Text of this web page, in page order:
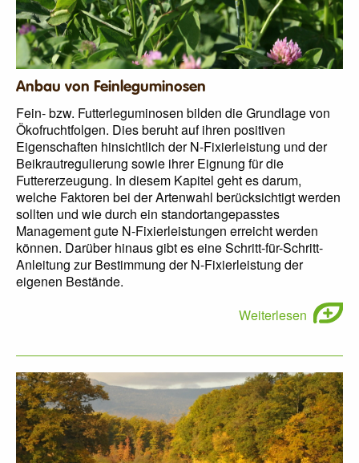
Anbau von Feinleguminosen
Fein- bzw. Futterleguminosen bilden die Grundlage von
Ökofruchtfolgen. Dies beruht auf ihren positiven
Eigenschaften hinsichtlich der N-Fixierleistung und der
Beikrautregulierung sowie ihrer Eignung für die
Futtererzeugung. In diesem Kapitel geht es darum,
welche Faktoren bei der Artenwahl berücksichtigt werden
sollten und wie durch ein standortangepasstes
Management gute N-Fixierleistungen erreicht werden
können. Darüber hinaus gibt es eine Schritt-für-Schritt-
Anleitung zur Bestimmung der N-Fixierleistung der
eigenen Bestände.
Weiterlesen